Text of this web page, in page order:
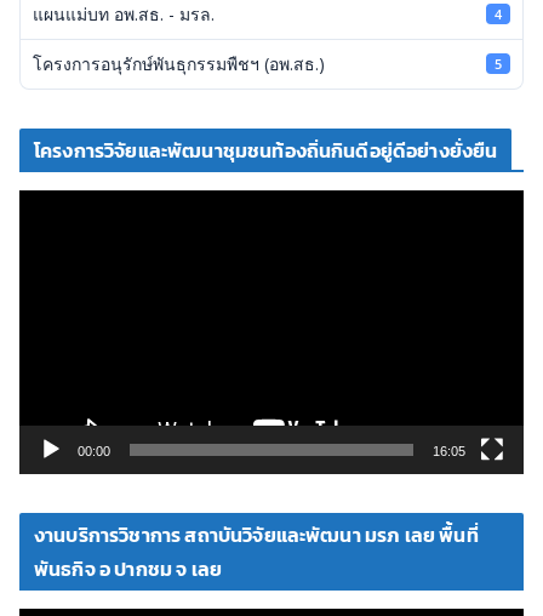
แผนแม่บท อพ.สธ. - มรล. 4
โครงการอนุรักษ์พันธุกรรมพืชฯ (อพ.สธ.) 5
โครงการวิจัยและพัฒนาชุมชนท้องถิ่นกินดีอยู่ดีอย่างยั่งยืน
ดี
00:00 16:05
งานบริการวิชาการ สถาบันวิจัยและพัฒนา มรภ เลย พื้นที่
พันธกิจ อ ปากชม จ เลย